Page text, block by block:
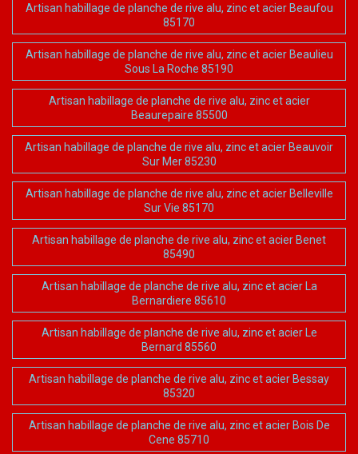
Artisan habillage de planche de rive alu, zinc et acier Beaufou
85170
Artisan habillage de planche de rive alu, zinc et acier Beaulieu
Sous La Roche 85190
Artisan habillage de planche de rive alu, zinc et acier
Beaurepaire 85500
Artisan habillage de planche de rive alu, zinc et acier Beauvoir
Sur Mer 85230
Artisan habillage de planche de rive alu, zinc et acier Belleville
Sur Vie 85170
Artisan habillage de planche de rive alu, zinc et acier Benet
85490
Artisan habillage de planche de rive alu, zinc et acier La
Bernardiere 85610
Artisan habillage de planche de rive alu, zinc et acier Le
Bernard 85560
Artisan habillage de planche de rive alu, zinc et acier Bessay
85320
Artisan habillage de planche de rive alu, zinc et acier Bois De
Cene 85710